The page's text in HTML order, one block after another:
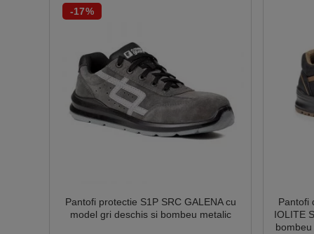
-17%
Pantofi protectie S1P SRC GALENA cu
model gri deschis si bombeu metalic
Pantofi
IOLITE